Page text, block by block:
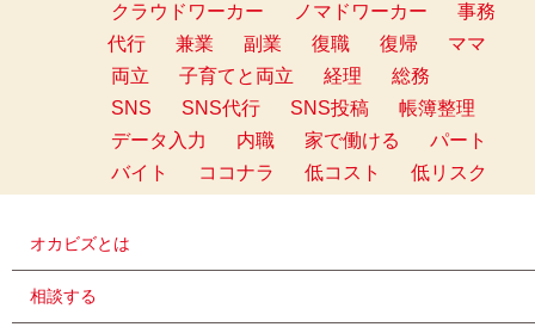
クラウドワーカー
ノマドワーカー
事務
代行
兼業 副業 復職 復帰
ママ
両立
子育てと両立 経理
総務
SNS
SNS代行 SNS投稿
帳簿整理
データ入力
内職 家で働ける
パート
バイト
ココナラ 低コスト 低リスク
オカビズとは
相談する